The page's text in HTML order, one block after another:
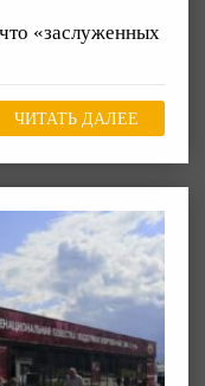
«заслуженных
ЧИТАТЬ ДАЛЕЕ